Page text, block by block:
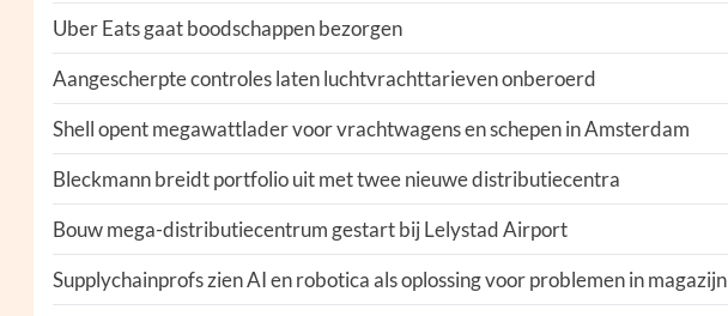
Uber Eats gaat boodschappen bezorgen
Aangescherpte controles laten luchtvrachttarieven onberoerd
Shell opent megawattlader voor vrachtwagens en schepen in Amsterdam
Bleckmann breidt portfolio uit met twee nieuwe distributiecentra
Bouw mega-distributiecentrum gestart bij Lelystad Airport
Supplychainprofs zien AI en robotica als oplossing voor problemen in magazijn